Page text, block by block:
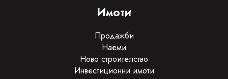
Имоти
Продажби
Наеми
Ново строителство
Инвестиционни имоти